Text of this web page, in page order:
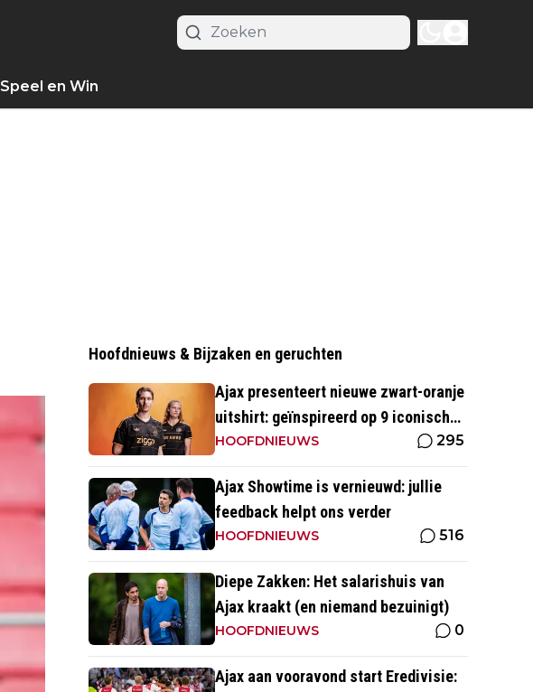
Speel en Win
Hoofdnieuws & Bijzaken en geruchten
Ajax presenteert nieuwe zwart-oranje
uitshirt: geïnspireerd op 9 iconische
momenten uit clubhistorie
HOOFDNIEUWS 295
Ajax Showtime is vernieuwd: jullie
feedback helpt ons verder
HOOFDNIEUWS 516
Diepe Zakken: Het salarishuis van
Ajax kraakt (en niemand bezuinigt)
HOOFDNIEUWS 0
Ajax aan vooravond start Eredivisie: